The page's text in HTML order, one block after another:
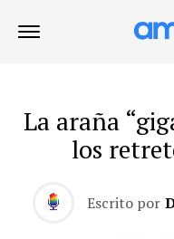
La araña
los
Escrito por